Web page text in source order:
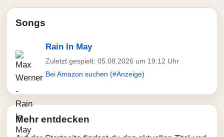
Songs
Rain In May
Zuletzt gespielt: 05.08.2026 um 19:12 Uhr
Bei Amazon suchen (#Anzeige)
Mehr entdecken